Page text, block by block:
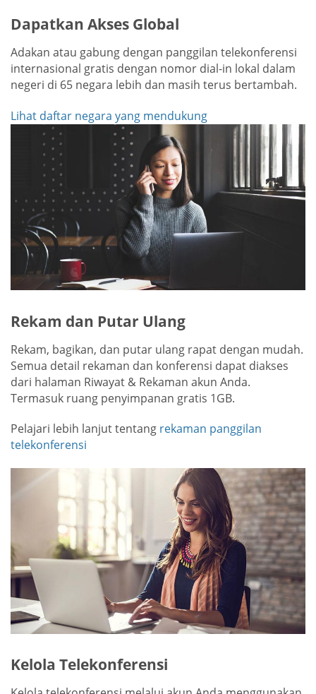
Dapatkan Akses Global
Adakan atau gabung dengan panggilan telekonferensi
internasional gratis dengan nomor dial-in lokal dalam
negeri di 65 negara lebih dan masih terus bertambah.
Lihat daftar negara yang mendukung
Rekam dan Putar Ulang
Rekam, bagikan, dan putar ulang rapat dengan mudah.
Semua detail rekaman dan konferensi dapat diakses
dari halaman Riwayat & Rekaman akun Anda.
Termasuk ruang penyimpanan gratis 1GB.
Pelajari lebih lanjut tentang rekaman panggilan
telekonferensi
Kelola Telekonferensi